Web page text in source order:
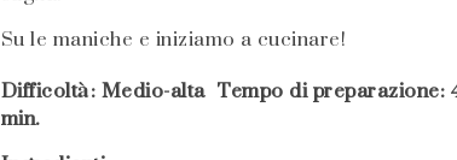
Su le maniche e iniziamo a cucinare!
Difficoltà: Medio-alta Tempo di
min.